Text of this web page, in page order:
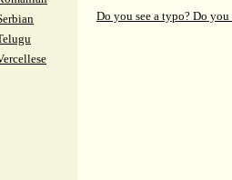
amata tantum
Do you see a typo? Do